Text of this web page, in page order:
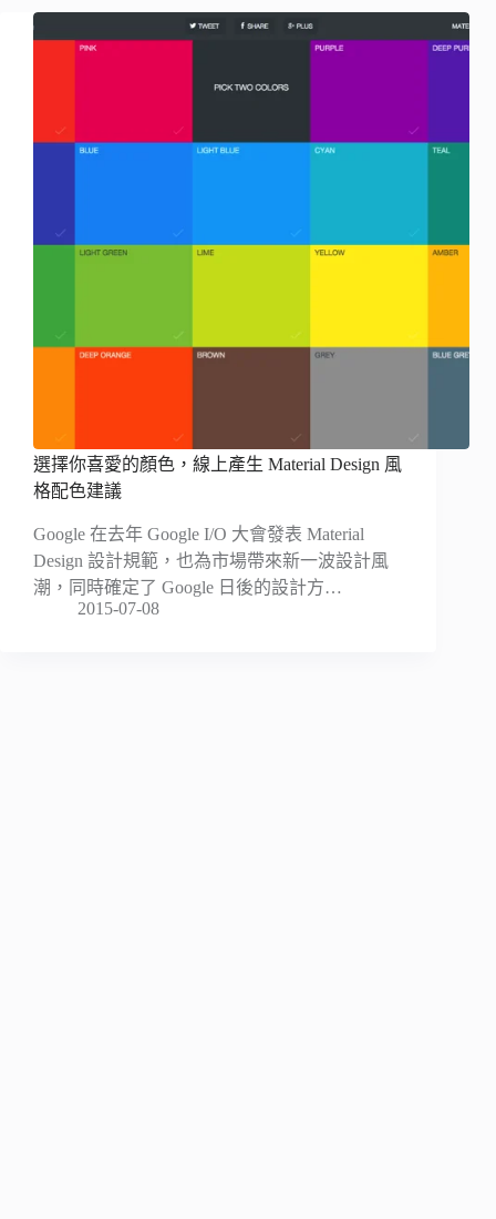
選擇你喜愛的顏色，線上產生 Material Design 風
格配色建議
Google 在去年 Google I/O 大會發表 Material
Design 設計規範，也為市場帶來新一波設計風
潮，同時確定了 Google 日後的設計方…
2015-07-08